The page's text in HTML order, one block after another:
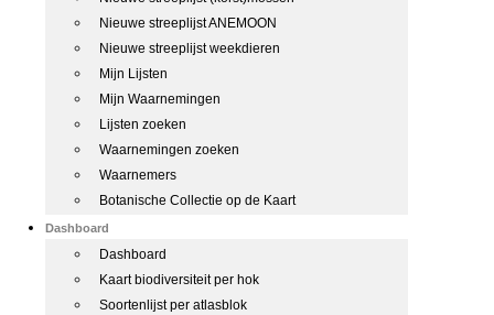
Nieuwe streeplijst ANEMOON
Nieuwe streeplijst weekdieren
Mijn Lijsten
Mijn Waarnemingen
Lijsten zoeken
Waarnemingen zoeken
Waarnemers
Botanische Collectie op de Kaart
Dashboard
Dashboard
Kaart biodiversiteit per hok
Soortenlijst per atlasblok